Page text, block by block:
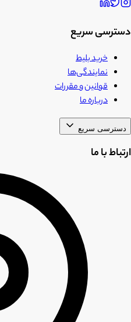
دسترسی سریع
خرید بلیط
نمایندگی‌ها
قوانین و مقررات
درباره ما
دسترسی سریع
ارتباط با ما